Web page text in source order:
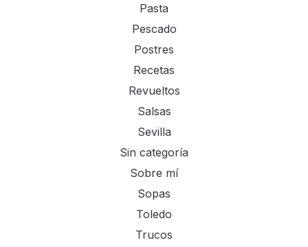
Pasta
Pescado
Postres
Recetas
Revueltos
Salsas
Sevilla
Sin categoría
Sobre mí
Sopas
Toledo
Trucos